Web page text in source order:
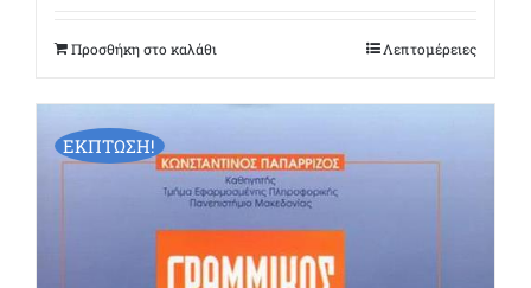
€50,00.είναι:
Προσθήκη στο καλάθι Λεπτομέρειες
ΕΚΠΤΩΣΗ!